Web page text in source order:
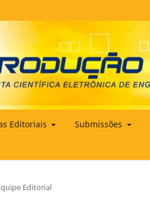
Editoriais Submissões
Editorial